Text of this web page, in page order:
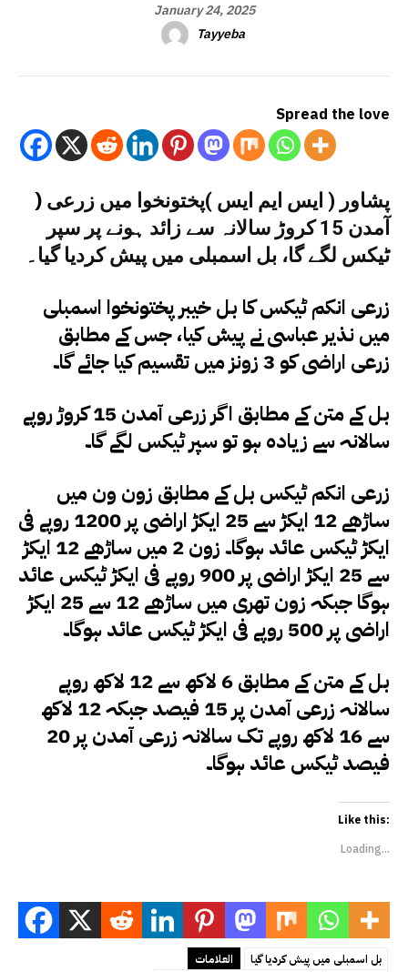
January 24, 2025
Tayyeba
Spread the love
)
آمدن 15 کروڑ سالانہ سے زائد ہونے پر سپر
ٹیکس لگے گا، بل اسمبلی میں پیش کردیا گیا۔
زرعی انکم ٹیکس کا بل خیبر پختونخوا اسمبلی
میں نذیر عباسی نے پیش کیا، جس کے مطابق
زرعی اراضی کو 3 زونز میں تقسیم کیا جائے گا۔
بل کے متن کے مطابق اگر زرعی آمدن 15 کروڑ روپے
سالانہ سے زیادہ ہو تو سپر ٹیکس لگے گا۔
زرعی انکم ٹیکس بل کے مطابق زون ون میں
ساڑھے 12 ایکڑ سے 25 ایکڑ اراضی پر 1200 روپے فی
ایکڑ ٹیکس عائد ہوگا۔ زون 2 میں ساڑھے 12 ایکڑ
سے 25 ایکڑ اراضی پر 900 روپے فی ایکڑ ٹیکس عائد
ہوگا جبکہ زون تھری میں ساڑھے 12 سے 25 ایکڑ
اراضی پر 500 روپے فی ایکڑ ٹیکس عائد ہوگا۔
بل کے متن کے مطابق 6 لاکھ سے 12 لاکھ روپے
سالانہ زرعی آمدن پر 15 فیصد جبکہ 12 لاکھ
سے 16 لاکھ روپے تک سالانہ زرعی آمدن پر 20
فیصد ٹیکس عائد ہوگا۔
Like this:
Loading...
العلامات
بل اسمبلی میں پیش کردیا گیا